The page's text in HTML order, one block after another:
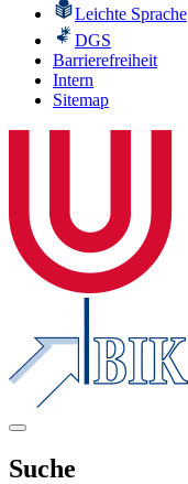
Leichte Sprache
DGS
Barrierefreiheit
Intern
Sitemap
Suche